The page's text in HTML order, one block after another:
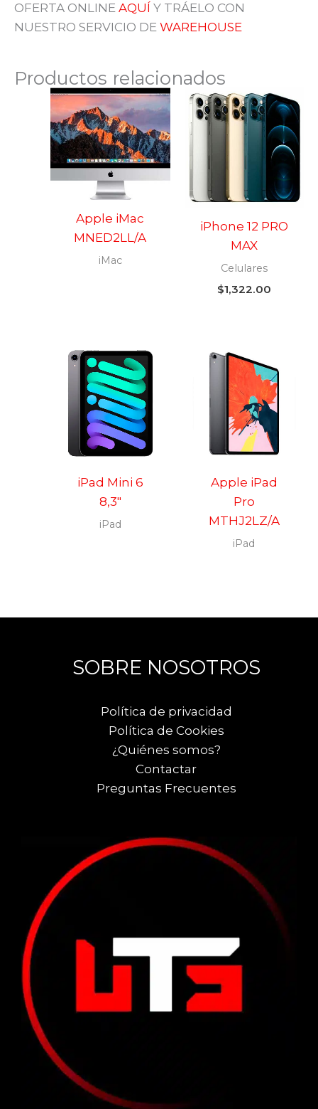
OFERTA ONLINE AQUÍ Y TRÁELO CON
NUESTRO SERVICIO DE WAREHOUSE
Productos relacionados
Apple iMac
MNED2LL/A
iMac
iPhone 12 PRO
MAX
Celulares
$1,322.00
iPad Mini 6
8,3″
iPad
Apple iPad
Pro
MTHJ2LZ/A
iPad
SOBRE NOSOTROS
Política de privacidad
Política de Cookies
¿Quiénes somos?
Contactar
Preguntas Frecuentes